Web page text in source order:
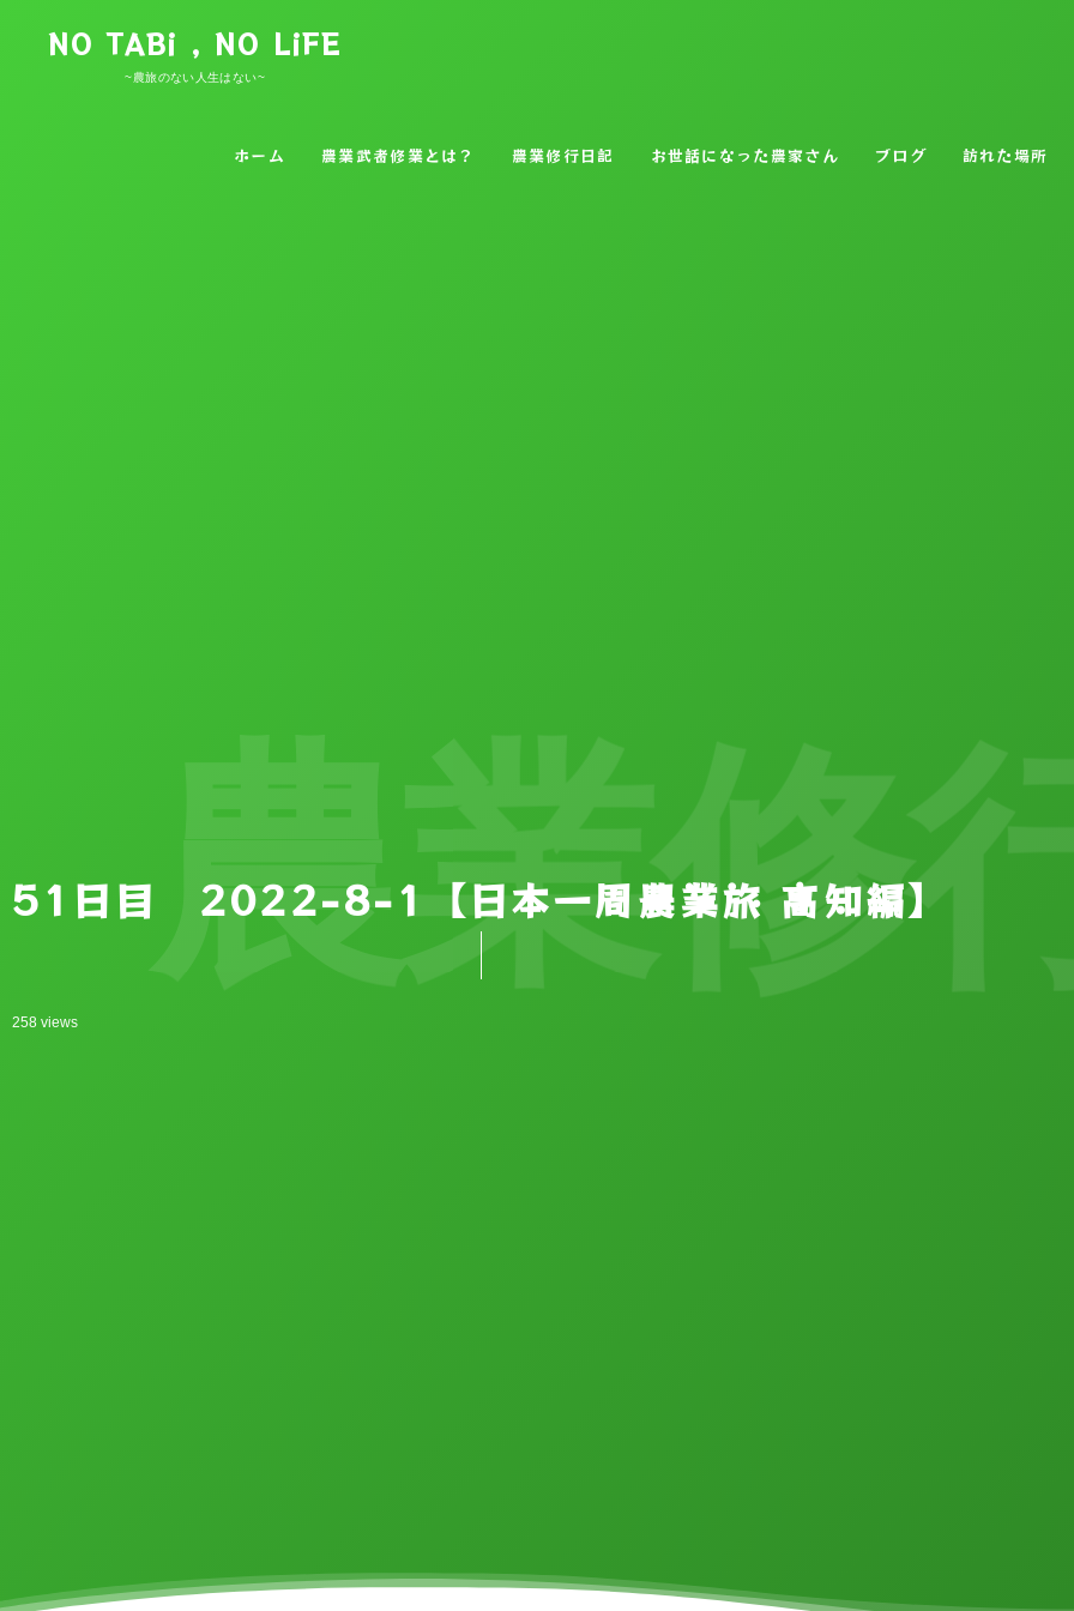
NO TABi , NO LiFE
~農旅のない人生はない~
ホーム 農業武者修業とは？ 農業修行日記 お世話になった農家さん ブログ 訪れた場所
51日目 2022-8-1【日本一周農業旅 高知編】
258 views
業修行